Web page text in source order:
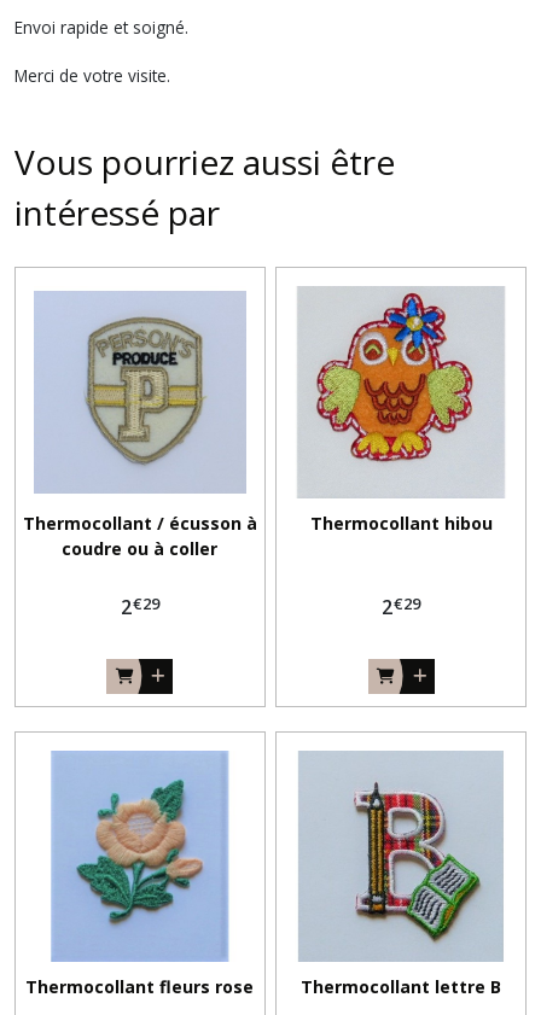
Envoi rapide et soigné.
Merci de votre visite.
Vous pourriez aussi être
intéressé par
Thermocollant / écusson à
coudre ou à coller
2€29
Thermocollant hibou
2€29
Thermocollant fleurs rose Thermocollant lettre B